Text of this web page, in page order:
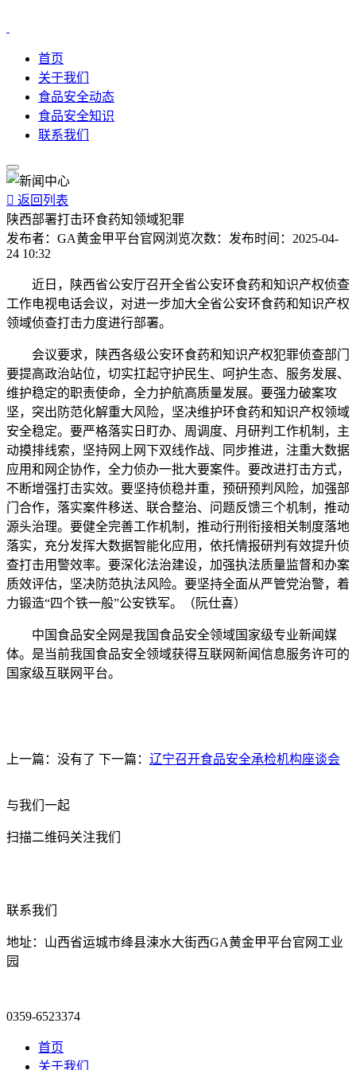
首页
关于我们
食品安全动态
食品安全知识
联系我们
 返回列表
陕西部署打击环食药知领域犯罪
发布者： GA黄金甲平台官网 浏览次数： 发布时间： 2025-04-
24 10:32
近日，陕西省公安厅召开全省公安环食药和知识产权侦查
工作电视电话会议，对进一步加大全省公安环食药和知识产权
领域侦查打击力度进行部署。
会议要求，陕西各级公安环食药和知识产权犯罪侦查部门
要提高政治站位，切实扛起守护民生、呵护生态、服务发展、
维护稳定的职责使命，全力护航高质量发展。要强力破案攻
坚，突出防范化解重大风险，坚决维护环食药和知识产权领域
安全稳定。要严格落实日盯办、周调度、月研判工作机制，主
动摸排线索，坚持网上网下双线作战、同步推进，注重大数据
应用和网企协作，全力侦办一批大要案件。要改进打击方式，
不断增强打击实效。要坚持侦稳并重，预研预判风险，加强部
门合作，落实案件移送、联合整治、问题反馈三个机制，推动
源头治理。要健全完善工作机制，推动行刑衔接相关制度落地
落实，充分发挥大数据智能化应用，依托情报研判有效提升侦
查打击用警效率。要深化法治建设，加强执法质量监督和办案
质效评估，坚决防范执法风险。要坚持全面从严管党治警，着
力锻造“四个铁一般”公安铁军。（阮仕喜）
中国食品安全网是我国食品安全领域国家级专业新闻媒
体。是当前我国食品安全领域获得互联网新闻信息服务许可的
国家级互联网平台。
上一篇：没有了 下一篇： 辽宁召开食品安全承检机构座谈会
与我们一起
扫描二维码关注我们
联系我们
地址：山西省运城市绛县涑水大街西GA黄金甲平台官网工业
园
0359-6523374
首页
关于我们